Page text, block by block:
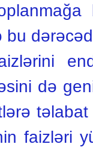
də
faizləri